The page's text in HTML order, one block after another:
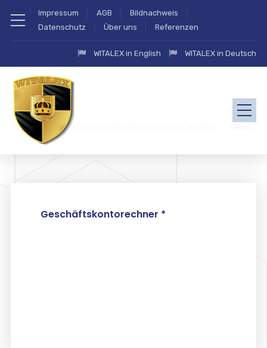
Impressum AGB
Bildnachweis
Datenschutz
Über uns Referenzen
WITALEX in English WITALEX in Deutsch
zahlung.eu Angebote und Vergleichsportal by Witalex
Geschäftskontorechner *